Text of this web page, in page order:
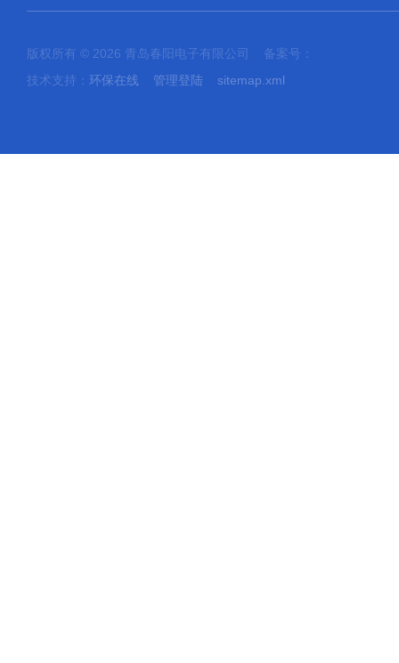
版权所有 © 2026 青岛春阳电子有限公司 备案号：
技术支持： 环保在线 管理登陆 sitemap.xml